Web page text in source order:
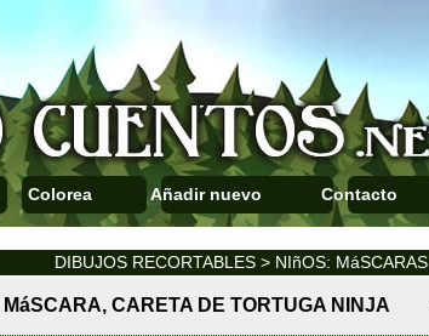
Colorea Añadir nuevo Contacto
DIBUJOS RECORTABLES > NIñOS: MáSCARAS
MáSCARA, CARETA DE TORTUGA NINJA